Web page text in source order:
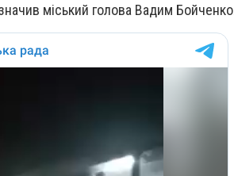
міський голова Вадим